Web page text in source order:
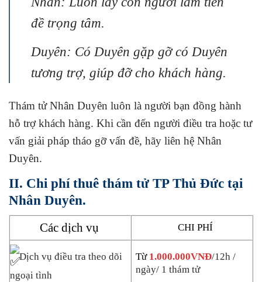
đề trọng tâm.
Duyên: Có Duyên gặp gỡ có Duyên
tương trợ, giúp đỡ cho khách hàng.
Thám tử Nhân Duyên luôn là người bạn đồng hành
hỗ trợ khách hàng. Khi cần đến người điều tra hoặc tư
vấn giải pháp tháo gỡ vấn đề, hãy liên hệ Nhân
Duyên.
II. Chi phí thuê thám tử TP Thủ Đức tại
Nhân Duyên.
Các dịch vụ CHI PHÍ
Dịch vụ điều tra theo dõi
ngoại tình
Từ1.000.000VNĐ/12h /
ngày/ 1 thám tử